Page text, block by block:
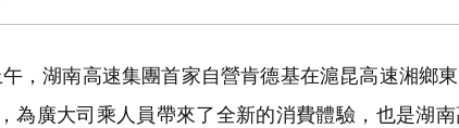
，湖南高速集團首家自營肯德基在滬昆高速湘鄉
為廣大司乘人員帶來了全新的消費體驗，也是湖